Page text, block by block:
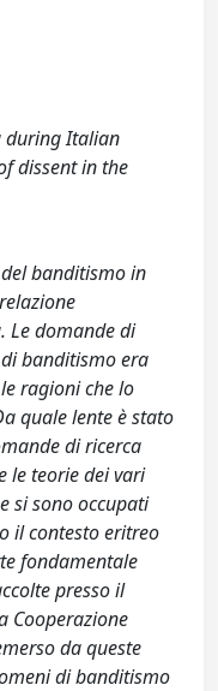
during Italian
dissent in the
banditismo in
Le domande di
banditismo era
ragioni che lo
quale lente è stato
di ricerca
le teorie dei vari
si sono occupati
il contesto eritreo
fondamentale
presso il
Cooperazione
da queste
di banditismo